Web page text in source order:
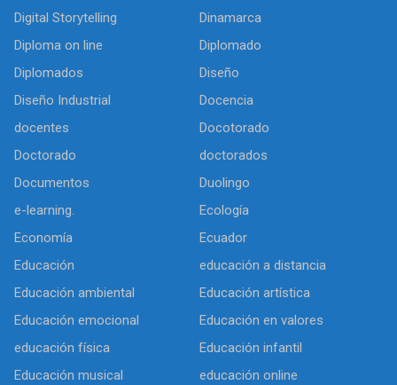
Digital Storytelling
Dinamarca
Diploma on line
Diplomado
Diplomados
Diseño
Diseño Industrial
Docencia
docentes
Docotorado
Doctorado
doctorados
Documentos
Duolingo
e-learning.
Ecología
Economía
Ecuador
Educación
educación a distancia
Educación ambiental
Educación artística
Educación emocional
Educación en valores
educación física
Educación infantil
Educación musical
educación online